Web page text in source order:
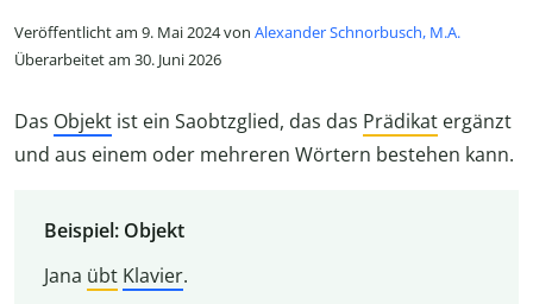
Veröffentlicht am 9. Mai 2024 von Alexander Schnorbusch, M.A.
Überarbeitet am 30. Juni 2026
Das Objekt ist ein Saobtzglied, das das Prädikat ergänzt
und aus einem oder mehreren Wörtern bestehen kann.
Beispiel: Objekt
Jana übt Klavier.